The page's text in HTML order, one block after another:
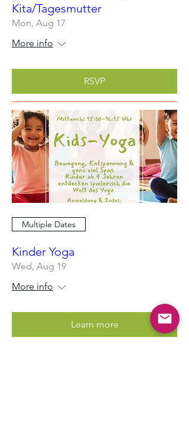
Kita/Tagesmutter
Mon, Aug 17
More info
RSVP
Multiple Dates
Kinder Yoga
Wed, Aug 19
More info
Learn more